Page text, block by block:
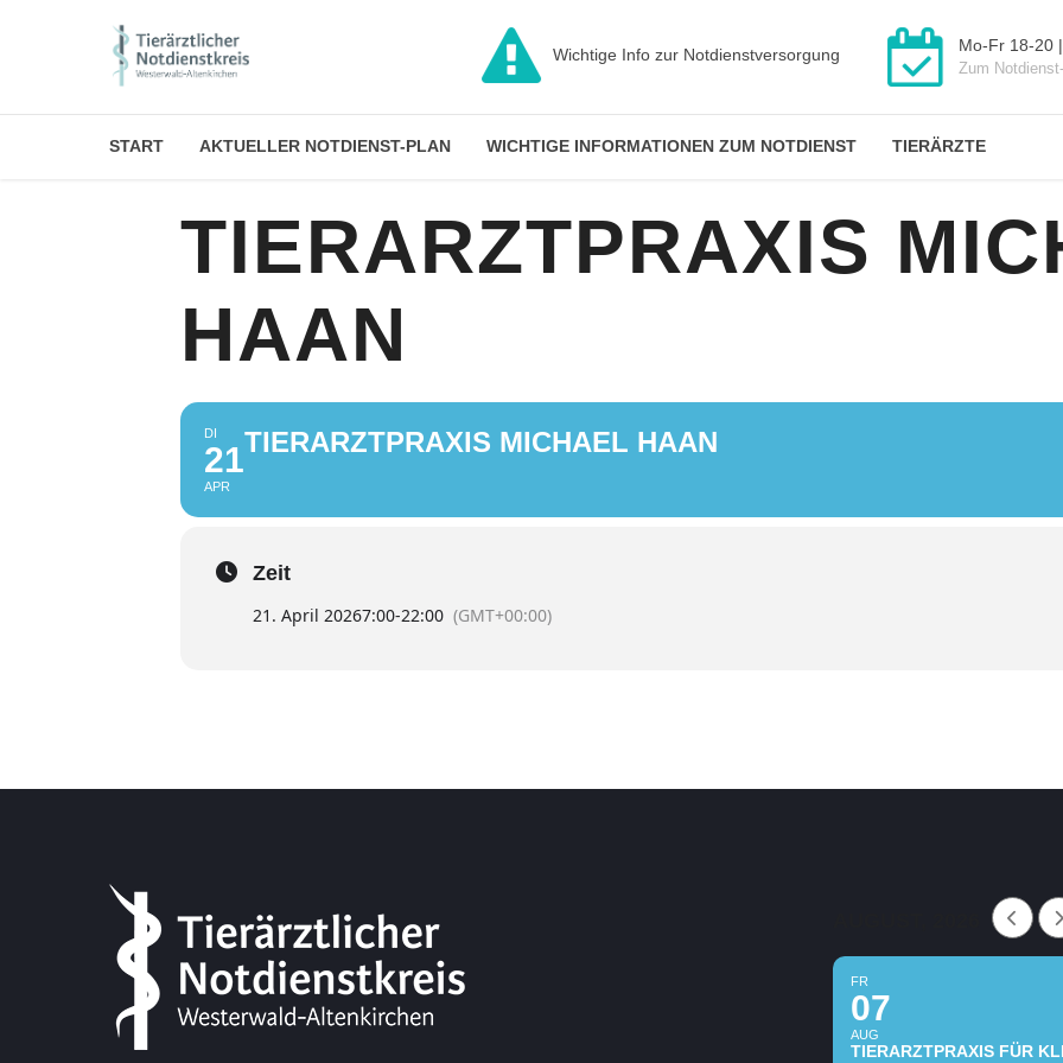
Wichtige Info zur Notdienstversorgung Mo-Fr 18-20
Zum
START AKTUELLER NOTDIENST-PLAN WICHTIGE INFORMATIONEN ZUM NOTDIENST TIERÄRZTE
TIERARZTPRAXIS
HAAN
DI
21
APR
TIERARZTPRAXIS MICHAEL HAAN
Zeit
21. April 20267:00-22:00 (GMT+00:00)
FR
07
AUG
TIERARZTPRAXIS FÜR